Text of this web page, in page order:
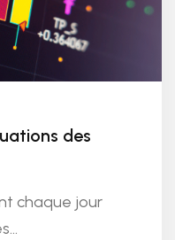
des
chaque jour